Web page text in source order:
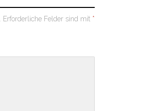
Erforderliche Felder sind mit *